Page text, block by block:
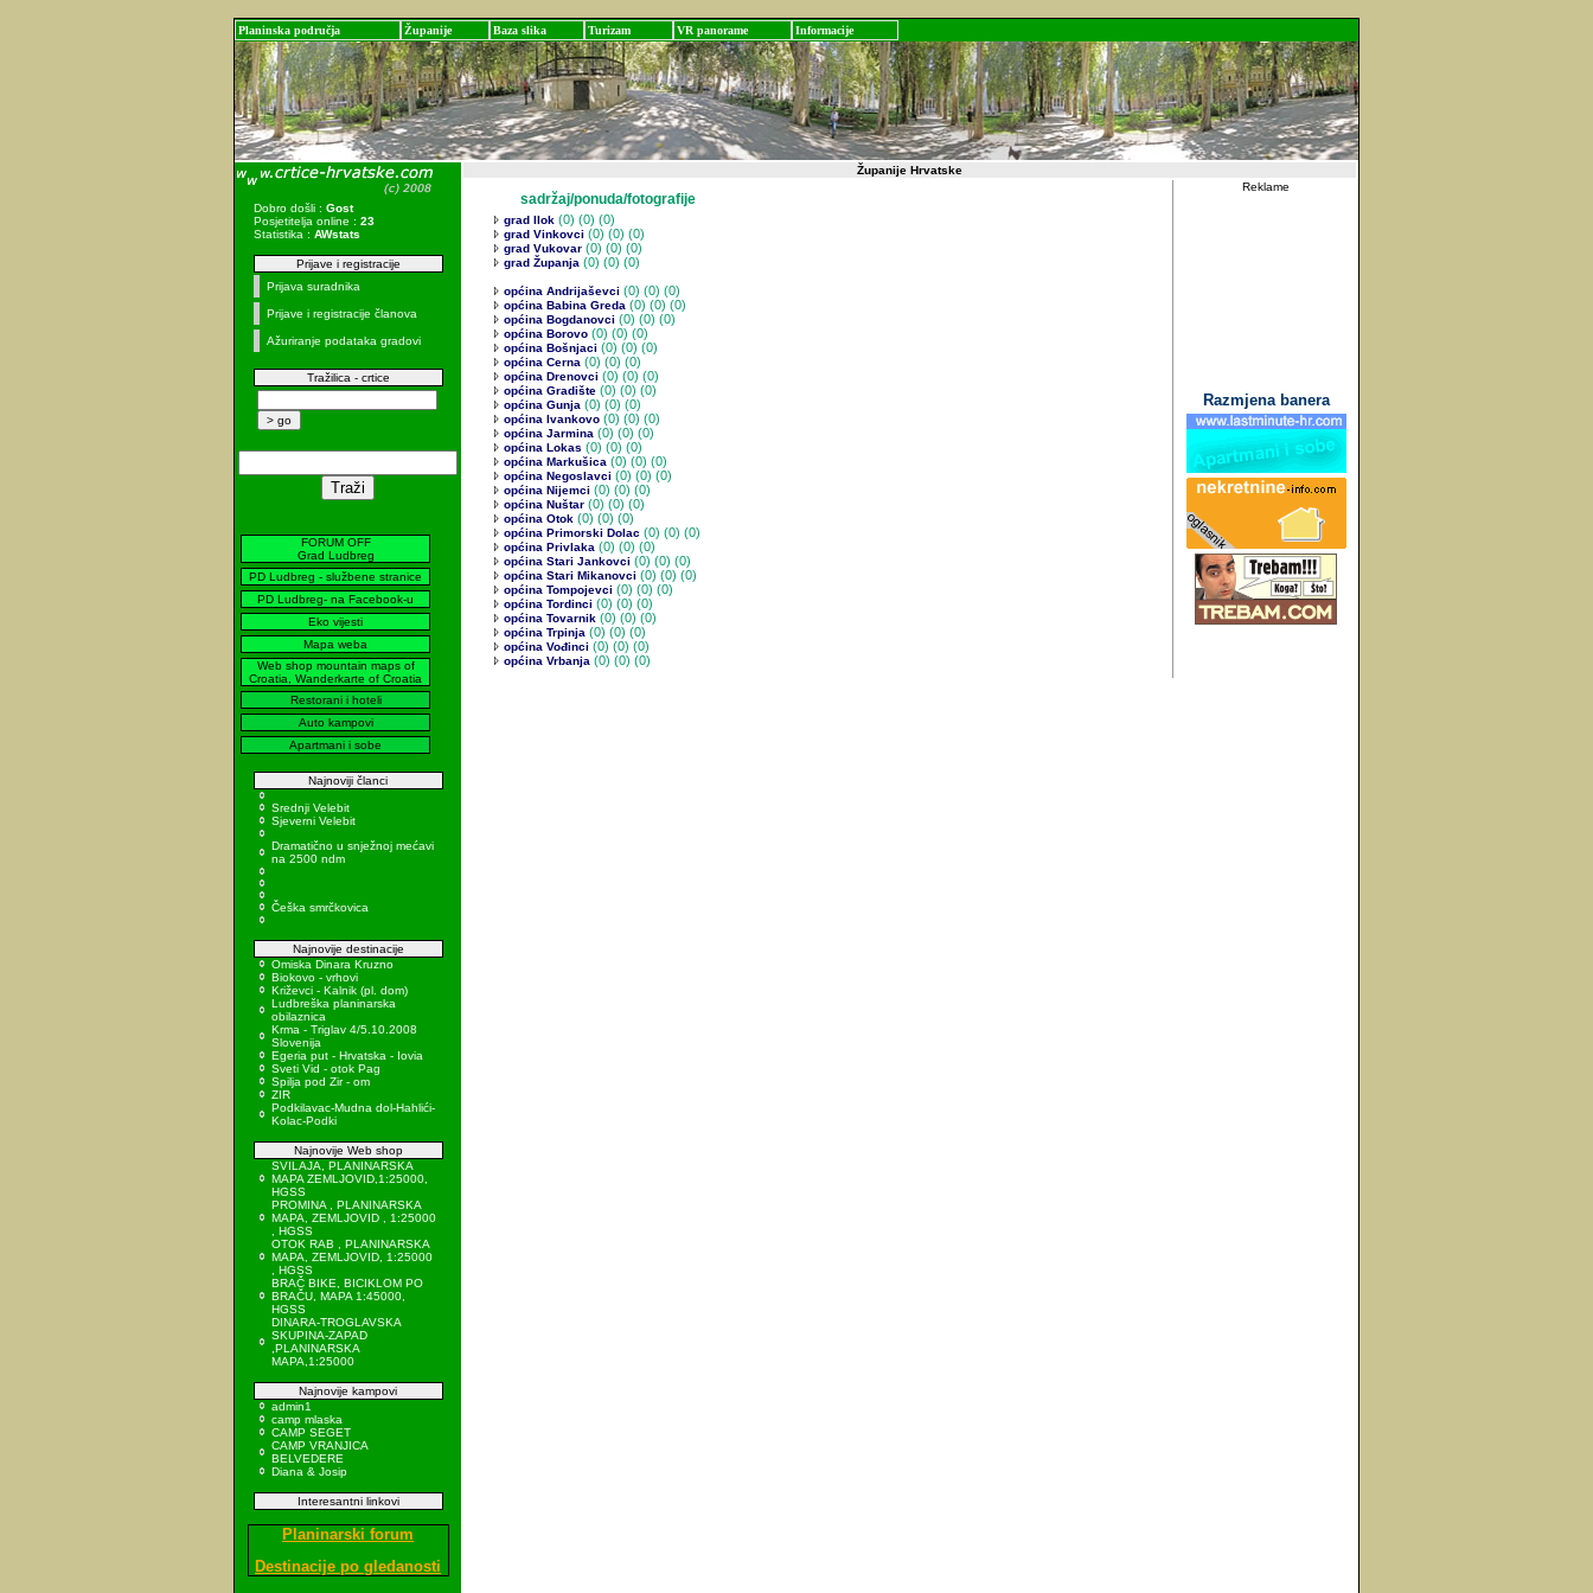
Planinska područja Županije Baza slika Turizam VR panorame Informacije
Dobro došli : Gost
Posjetitelja online : 23
Statistika : AWstats
Prijave i registracije
Prijava suradnika
Prijave i registracije članova
Ažuriranje podataka gradovi
Tražilica - crtice
FORUM OFF
Grad Ludbreg
PD Ludbreg - službene stranice
PD Ludbreg- na Facebook-u
Eko vijesti
Mapa weba
Web shop mountain maps of
Croatia, Wanderkarte of Croatia
Restorani i hoteli
Auto kampovi
Apartmani i sobe
Najnoviji članci
Srednji Velebit
Sjeverni Velebit
Dramatično u snježnoj mećavi
na 2500 ndm
Češka smrčkovica
Najnovije destinacije
Omiska Dinara Kruzno
Biokovo - vrhovi
Križevci - Kalnik (pl. dom)
Ludbreška planinarska
obilaznica
Krma - Triglav 4/5.10.2008
Slovenija
Egeria put - Hrvatska - Iovia
Sveti Vid - otok Pag
Spilja pod Zir - om
ZIR
Podkilavac-Mudna dol-Hahlići-
Kolac-Podki
Najnovije Web shop
SVILAJA, PLANINARSKA
MAPA ZEMLJOVID,1:25000,
HGSS
PROMINA , PLANINARSKA
MAPA, ZEMLJOVID , 1:25000
, HGSS
OTOK RAB , PLANINARSKA
MAPA, ZEMLJOVID, 1:25000
, HGSS
BRAČ BIKE, BICIKLOM PO
BRAČU, MAPA 1:45000,
HGSS
DINARA-TROGLAVSKA
SKUPINA-ZAPAD
,PLANINARSKA
MAPA,1:25000
Najnovije kampovi
admin1
camp mlaska
CAMP SEGET
CAMP VRANJICA
BELVEDERE
Diana & Josip
Interesantni linkovi
Planinarski forum
Destinacije po gledanosti
Županije Hrvatske
sadržaj/ponuda/fotografije
grad Ilok (0) (0) (0)
grad Vinkovci (0) (0) (0)
grad Vukovar (0) (0) (0)
grad Županja (0) (0) (0)
općina Andrijaševci (0) (0) (0)
općina Babina Greda (0) (0) (0)
općina Bogdanovci (0) (0) (0)
općina Borovo (0) (0) (0)
općina Bošnjaci (0) (0) (0)
općina Cerna (0) (0) (0)
općina Drenovci (0) (0) (0)
općina Gradište (0) (0) (0)
općina Gunja (0) (0) (0)
općina Ivankovo (0) (0) (0)
općina Jarmina (0) (0) (0)
općina Lokas (0) (0) (0)
općina Markušica (0) (0) (0)
općina Negoslavci (0) (0) (0)
općina Nijemci (0) (0) (0)
općina Nuštar (0) (0) (0)
općina Otok (0) (0) (0)
općina Primorski Dolac (0) (0) (0)
općina Privlaka (0) (0) (0)
općina Stari Jankovci (0) (0) (0)
općina Stari Mikanovci (0) (0) (0)
općina Tompojevci (0) (0) (0)
općina Tordinci (0) (0) (0)
općina Tovarnik (0) (0) (0)
općina Trpinja (0) (0) (0)
općina Vođinci (0) (0) (0)
općina Vrbanja (0) (0) (0)
Reklame
Razmjena banera